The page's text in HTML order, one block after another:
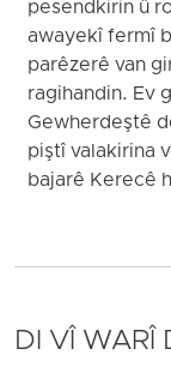
pesendkirin û
awayekî fermî
parêzerê van
ragihandin. Ev
Gewherdeştê
piştî valakirina
bajarê Kerecê
DI VÎ WARÎ